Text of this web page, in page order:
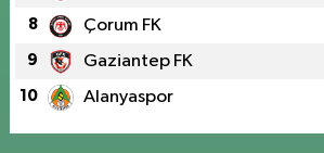
8 Çorum FK
9 Gaziantep FK
10 Alanyaspor